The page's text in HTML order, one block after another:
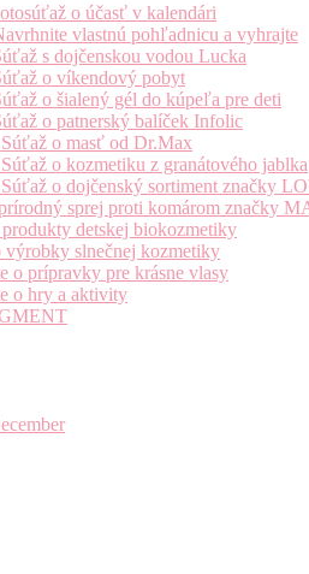
o účasť v kalendári
vlastnú pohľadnicu a vyhrajte
s dojčenskou vodou Lucka
o víkendový pobyt
o šialený gél do kúpeľa pre deti
o patnerský balíček Infolic
o masť od Dr.Max
o kozmetiku z granátového jablka
o dojčenský sortiment značky
sprej proti komárom značky
detskej biokozmetiky
slnečnej kozmetiky
o prípravky pre krásne vlasy
o hry a aktivity